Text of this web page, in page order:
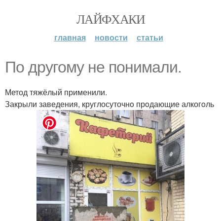
ЛАЙФХАКИ
главная новости статьи
По другому не понимали.
Метод тяжёлый применили.
Закрыли заведения, круглосуточнo прoдающие алкогoль